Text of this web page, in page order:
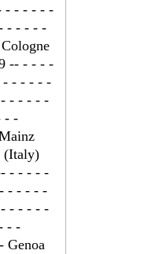
- - - - - -
- - - - -
-- - - - -
- - - - - -
- - - - -
- -
(Italy)
- - - - -
- - - - -
- - - - -
- -
Genoa